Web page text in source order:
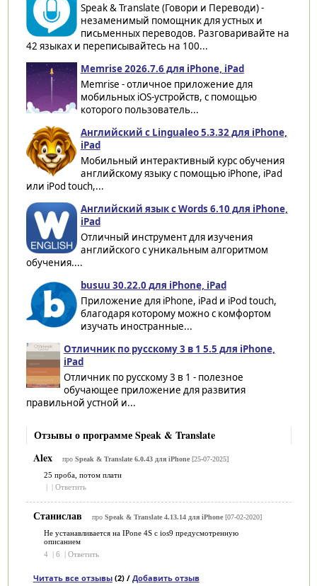
Speak & Translate (Говори и Переводи) -
незаменимый помощник для устных и
письменных переводов. Разговаривайте на
42 языках и переписывайтесь на 100...
Memrise 2026.7.6 для iPhone, iPad
Memrise - отличное приложение для
мобильных iOS-устройств, с помощью
которого пользователь...
Английский с Lingualeo 5.3.32 для iPhone,
iPad
Мобильный интерактивный курс обучения
английскому языку с помощью iPhone, iPad
или iPod touch,...
Английский язык с Words 6.10 для iPhone,
iPad
Отличный инструмент для изучения
английского с уникальным алгоритмом
обучения....
busuu 30.22.0 для iPhone, iPad
Приложение для iPhone, iPad и iPod touch,
благодаря которому можно с комфортом
изучать иностранные...
Отличник по русскому 3 в 1 5.5 для iPhone,
iPad
Отличник по русскому 3 в 1 - полезное
обучающее приложение для развития
правильной устной и...
Отзывы о программе Speak & Translate
Alex
про Speak & Translate 6.0.43 для iPhone[25-07-2025]
25 проба, потом плати
Ответить
Станислав про Speak & Translate 4.13.14 для iPhone[07-02-2020]
Не устанавливается на IPone 4S c ios9 предусмотренную
описанием
4 | 6 | Ответить
Читать все отзывы(2) / Добавить отзыв